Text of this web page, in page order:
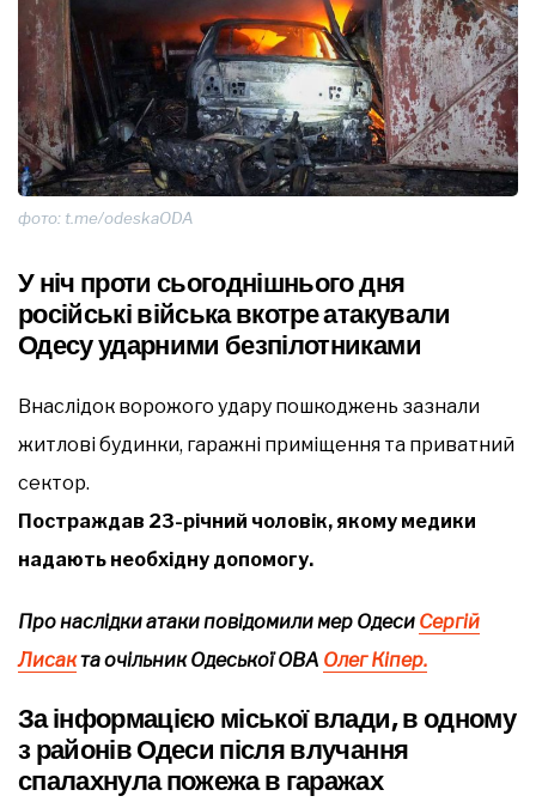
фото: t.me/odeskaODA
У ніч проти сьогоднішнього дня
російські війська вкотре атакували
Одесу ударними безпілотниками
Внаслідок ворожого удару пошкоджень зазнали
житлові будинки, гаражні приміщення та приватний
сектор.
Постраждав 23-річний чоловік, якому медики
надають необхідну допомогу.
Про наслідки атаки повідомили мер Одеси Сергій
Лисакта очільник Одеської ОВА Олег Кіпер.
За інформацією міської влади, в одному
з районів Одеси після влучання
спалахнула пожежа в гаражах